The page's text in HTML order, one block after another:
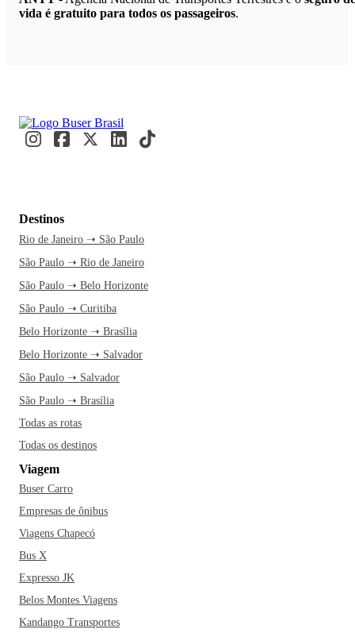
vida é gratuito para todos os passageiros.
Destinos
Rio de Janeiro ➝ São Paulo
São Paulo ➝ Rio de Janeiro
São Paulo ➝ Belo Horizonte
São Paulo ➝ Curitiba
Belo Horizonte ➝ Brasília
Belo Horizonte ➝ Salvador
São Paulo ➝ Salvador
São Paulo ➝ Brasília
Todas as rotas
Todas os destinos
Viagem
Buser Carro
Empresas de ônibus
Viagens Chapecó
Bus X
Expresso JK
Belos Montes Viagens
Kandango Transportes